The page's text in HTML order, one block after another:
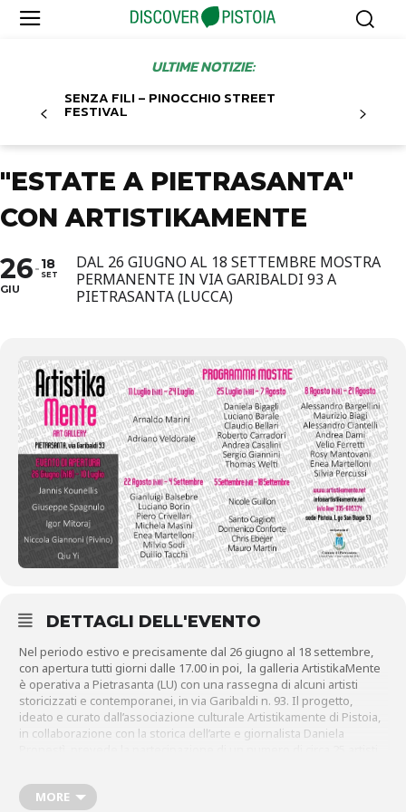
ULTIME NOTIZIE:
SENZA FILI – PINOCCHIO STREET
FESTIVAL
"ESTATE A PIETRASANTA"
CON ARTISTIKAMENTE
26
GIU
18
SET
DAL 26 GIUGNO AL 18 SETTEMBRE MOSTRA
PERMANENTE IN VIA GARIBALDI 93 A
PIETRASANTA (LUCCA)
DETTAGLI DELL'EVENTO
Nel periodo estivo e precisamente dal 26 giugno al 18 settembre,
con apertura tutti giorni dalle 17.00 in poi, la galleria ArtistikaMente
è operativa a Pietrasanta (LU) con una rassegna di alcuni artisti
storicizzati e contemporanei, in via Garibaldi n. 93. Il progetto,
ideato e curato dall’associazione culturale Artistikamente di Pistoia,
in collaborazione con la storica dell’arte e giornalista Daniela
L’evento di apertura si è tenuto il giorno 26 dalle ore 18, alla
MORE